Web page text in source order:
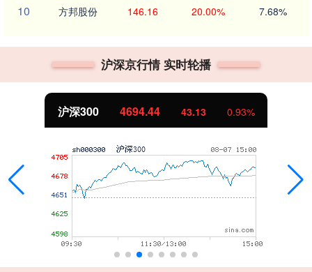
10 方邦股份 146.16 20.00% 7.68%
沪深京行情 实时轮播
沪深300 4694.44 43.13 0.93%